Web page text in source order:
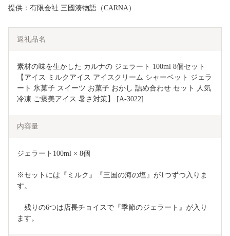
提供：有限会社 三國湊物語（CARNA）
返礼品名
素材の味を生かした カルナの ジェラート 100ml 8個セット
【アイス ミルクアイス アイスクリーム シャーベット ジェラ
ート 氷菓子 スイーツ お菓子 おかし 詰め合わせ セット 人気
冷凍 ご褒美アイス 暑さ対策】 [A-3022]
内容量
ジェラート100ml × 8個
※セットには『ミルク』『三国の海の塩』が1つずつ入りま
す。
残りの6つは店長チョイスで『季節のジェラート』が入り
ます。